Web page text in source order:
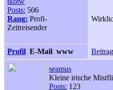
Posts: 506
Rang: Profi-
Zeitreisender
Profil E-Mail www
seamus
Kleine irische
Posts: 123